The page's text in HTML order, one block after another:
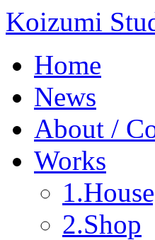
Koizumi
Home
News
About /
Works
2.Shop